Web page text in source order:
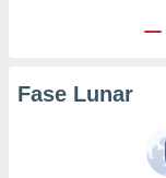
Fase Lunar